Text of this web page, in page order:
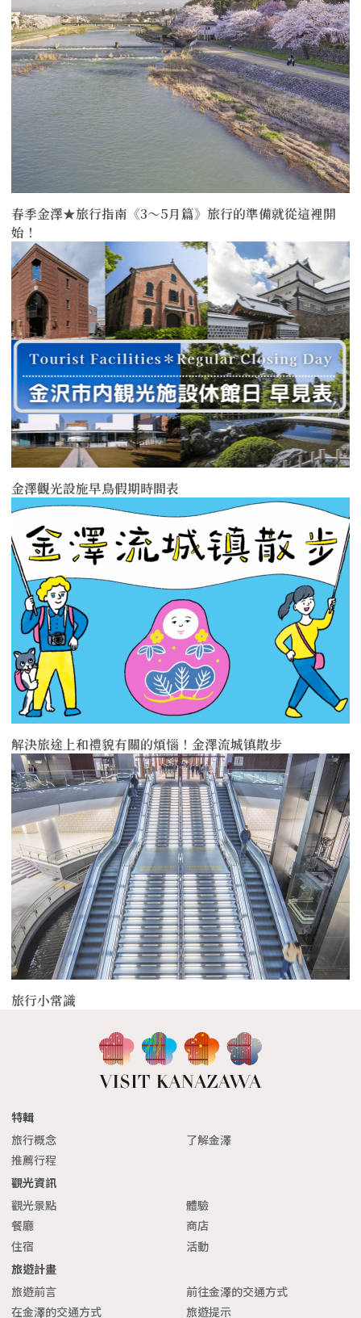
春季金澤★旅行指南《3〜5月篇》旅行的準備就從這裡開
始！
金澤觀光設施早鳥假期時間表
more
解決旅途上和禮貌有關的煩惱！金澤流城镇散步
more
旅行小常識
more
特輯
旅行概念
了解金澤
推薦行程
觀光資訊
觀光景點
體驗
餐廳
商店
住宿
活動
旅遊計畫
旅遊前言
前往金澤的交通方式
在金澤的交通方式
旅遊提示